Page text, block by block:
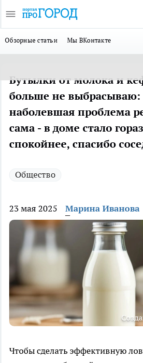
Обзорные статьи Мы ВКонтакте
Бутылки от молока и
больше не выбрасываю:
наболевшая проблема
сама - в доме стало
спокойнее, спасибо
Общество
23 мая 2025 Марина Иванова
Чтобы сделать эффективную